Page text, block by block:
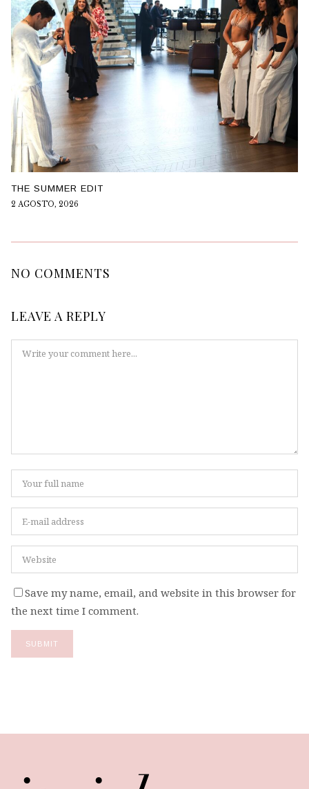
THE SUMMER EDIT
2 AGOSTO, 2026
NO COMMENTS
LEAVE A REPLY
Save my name, email, and website in this browser for
the next time I comment.